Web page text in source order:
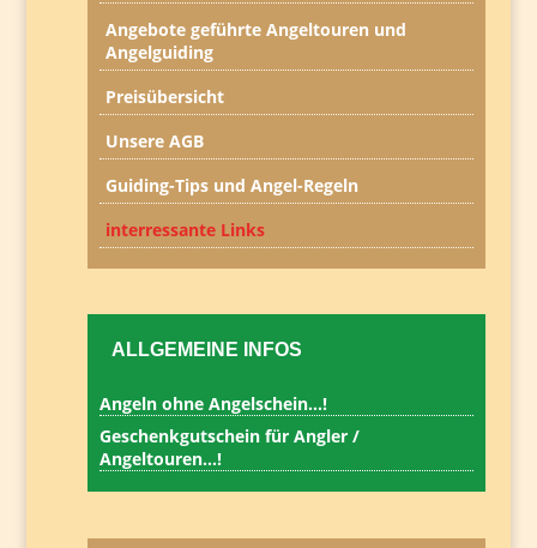
Angebote geführte Angeltouren und
Angelguiding
Preisübersicht
Unsere AGB
Guiding-Tips und Angel-Regeln
interressante Links
ALLGEMEINE INFOS
Angeln ohne Angelschein…!
Geschenkgutschein für Angler /
Angeltouren…!